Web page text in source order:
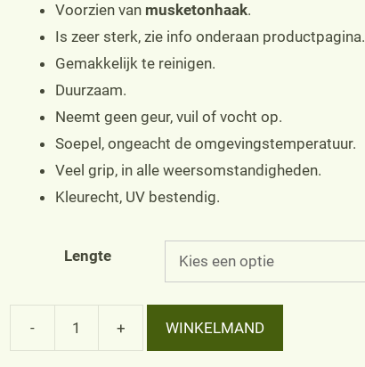
Voorzien van musketonhaak.
Is zeer sterk, zie info onderaan productpagina.
Gemakkelijk te reinigen.
Duurzaam.
Neemt geen geur, vuil of vocht op.
Soepel, ongeacht de omgevingstemperatuur.
Veel grip, in alle weersomstandigheden.
Kleurecht, UV bestendig.
Lengte
- + WINKELMAND